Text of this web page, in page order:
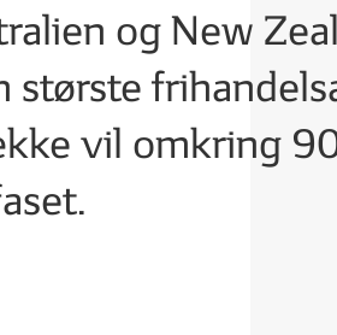
og New
største
vil omkring